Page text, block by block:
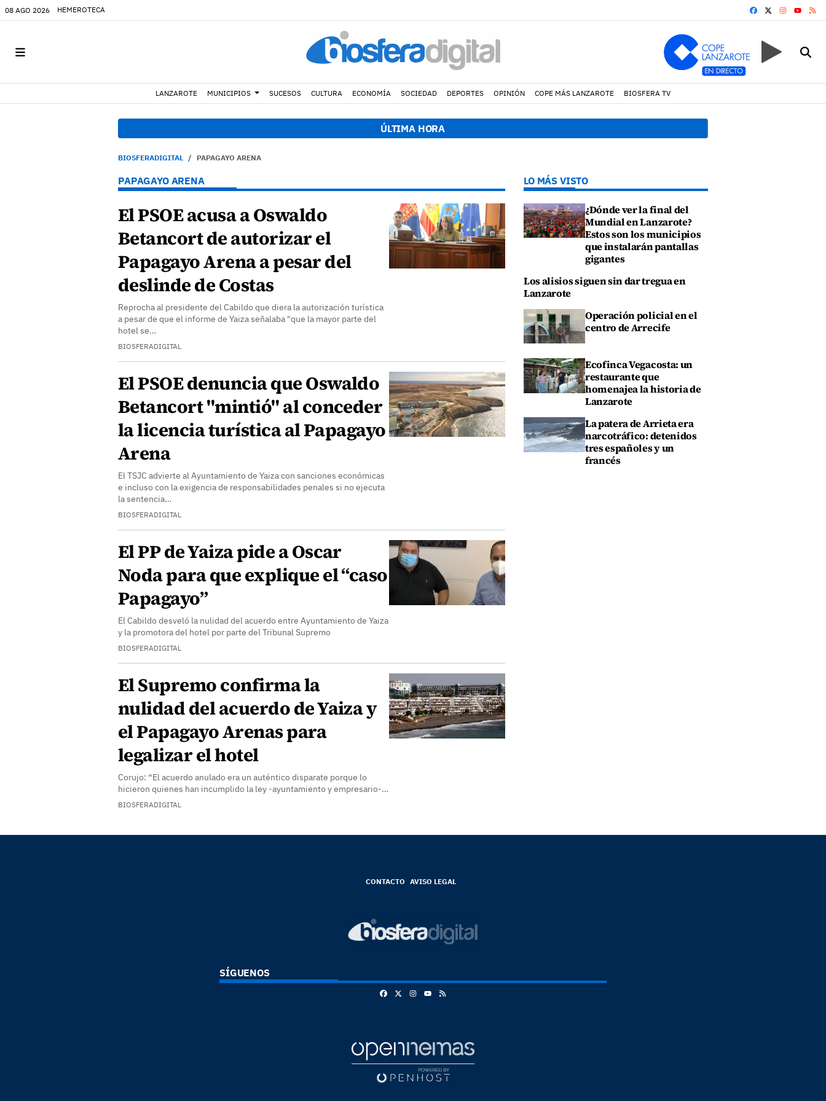
08 AGO 2026 HEMEROTECA FACEBOOK
YOUTUBE
LANZAROTE MUNICIPIOS SUCESOS CULTURA ECONOMÍA SOCIEDAD DEPORTES OPINIÓN COPE MÁS LANZAROTE BIOSFERA TV
ÚLTIMA HORA
Avistados pollos jóvenes de corredor sahariano y episodios de cortejo de hubara cerca del rally de Lanzarote
BIOSFERADIGITAL PAPAGAYO ARENA
PAPAGAYO ARENA
El PSOE acusa a Oswaldo
Betancort de autorizar el
Papagayo Arena a pesar del
deslinde de Costas
Reprocha al presidente del Cabildo que diera la autorización turística
a pesar de que el informe de Yaiza señalaba "que la mayor parte del
hotel se…
BIOSFERADIGITAL
El PSOE denuncia que Oswaldo
Betancort "mintió" al conceder
la licencia turística al Papagayo
Arena
El TSJC advierte al Ayuntamiento de Yaiza con sanciones económicas
e incluso con la exigencia de responsabilidades penales si no ejecuta
la sentencia…
BIOSFERADIGITAL
El PP de Yaiza pide a Oscar
Noda para que explique el “caso
Papagayo”
El Cabildo desveló la nulidad del acuerdo entre Ayuntamiento de Yaiza
y la promotora del hotel por parte del Tribunal Supremo
BIOSFERADIGITAL
El Supremo confirma la
nulidad del acuerdo de Yaiza y
el Papagayo Arenas para
legalizar el hotel
Corujo: “El acuerdo anulado era un auténtico disparate porque lo
hicieron quienes han incumplido la ley -ayuntamiento y empresario-…
BIOSFERADIGITAL
LO MÁS VISTO
¿Dónde ver la final del
Mundial en Lanzarote?
Estos son los municipios
que instalarán pantallas
gigantes
Los alisios siguen sin dar tregua en
Lanzarote
Operación policial en el
centro de Arrecife
Ecofinca Vegacosta: un
restaurante que
homenajea la historia de
Lanzarote
La patera de Arrieta era
narcotráfico: detenidos
tres españoles y un
francés
CONTACTO AVISO LEGAL
SÍGUENOS
FacebookInstagram